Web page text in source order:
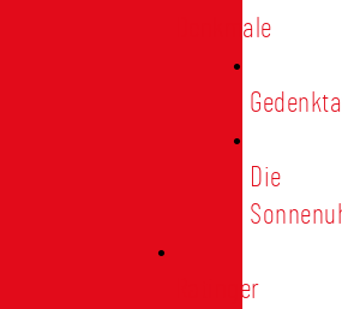
Denkmale
Die
Ratinger